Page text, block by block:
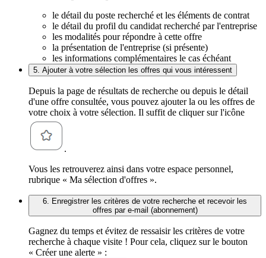
le détail du poste recherché et les éléments de contrat
le détail du profil du candidat recherché par l'entreprise
les modalités pour répondre à cette offre
la présentation de l'entreprise (si présente)
les informations complémentaires le cas échéant
5. Ajouter à votre sélection les offres qui vous intéressent
Depuis la page de résultats de recherche ou depuis le détail
d'une offre consultée, vous pouvez ajouter la ou les offres de
votre choix à votre sélection. Il suffit de cliquer sur l'icône
.
Vous les retrouverez ainsi dans votre espace personnel,
rubrique « Ma sélection d'offres ».
6. Enregistrer les critères de votre recherche et recevoir les
offres par e-mail (abonnement)
Gagnez du temps et évitez de ressaisir les critères de votre
recherche à chaque visite ! Pour cela, cliquez sur le bouton
« Créer une alerte » :